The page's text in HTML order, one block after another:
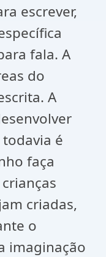
escrever,
fala. A
do
A
é
faça
criadas,
o
imaginação